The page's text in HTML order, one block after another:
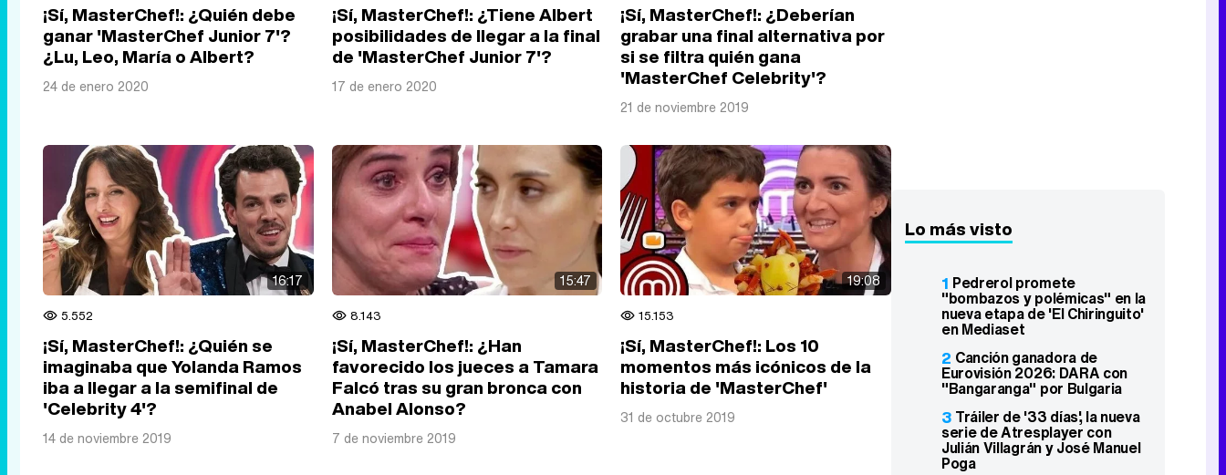
¡Sí, MasterChef!: ¿Quién debe
ganar 'MasterChef Junior 7'?
¿Lu, Leo, María o Albert?
24 de enero 2020
¡Sí, MasterChef!: ¿Tiene Albert
posibilidades de llegar a la final
de 'MasterChef Junior 7'?
17 de enero 2020
¡Sí, MasterChef!: ¿Deberían
grabar una final alternativa por
si se filtra quién gana
'MasterChef Celebrity'?
21 de noviembre 2019
16:17
5.552
¡Sí, MasterChef!: ¿Quién se
imaginaba que Yolanda Ramos
iba a llegar a la semifinal de
'Celebrity 4'?
14 de noviembre 2019
15:47
8.143
¡Sí, MasterChef!: ¿Han
favorecido los jueces a Tamara
Falcó tras su gran bronca con
Anabel Alonso?
7 de noviembre 2019
19:08
15.153
¡Sí, MasterChef!: Los 10
momentos más icónicos de la
historia de 'MasterChef'
31 de octubre 2019
Lo más visto
1 Pedrerol promete
"bombazos y polémicas" en la
nueva etapa de 'El Chiringuito'
en Mediaset
2 Canción ganadora de
Eurovisión 2026: DARA con
"Bangaranga" por Bulgaria
3 Tráiler de '33 días', la nueva
serie de Atresplayer con
Julián Villagrán y José Manuel
Poga